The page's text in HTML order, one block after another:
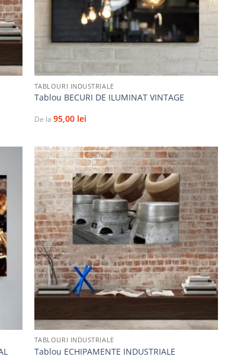
TABLOURI INDUSTRIALE
Tablou BECURI DE ILUMINAT VINTAGE
De la 95,00 lei
Adaugă
la
favorite
TABLOURI INDUSTRIALE
Tablou ECHIPAMENTE INDUSTRIALE